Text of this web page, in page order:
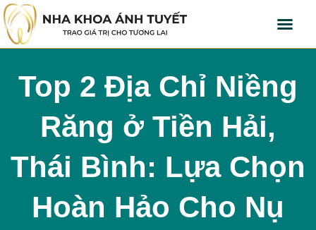
Top 2 Địa Chỉ Niềng
Răng ở Tiền Hải,
Thái Bình: Lựa Chọn
Hoàn Hảo Cho Nụ